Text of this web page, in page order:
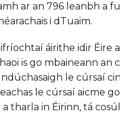
ar an 796 leanbh a
i dTuaim.
áirithe idir Éire
is go mbaineann an
le cúrsaí
le cúrsaí aicme go
tharla in Éirinn, tá